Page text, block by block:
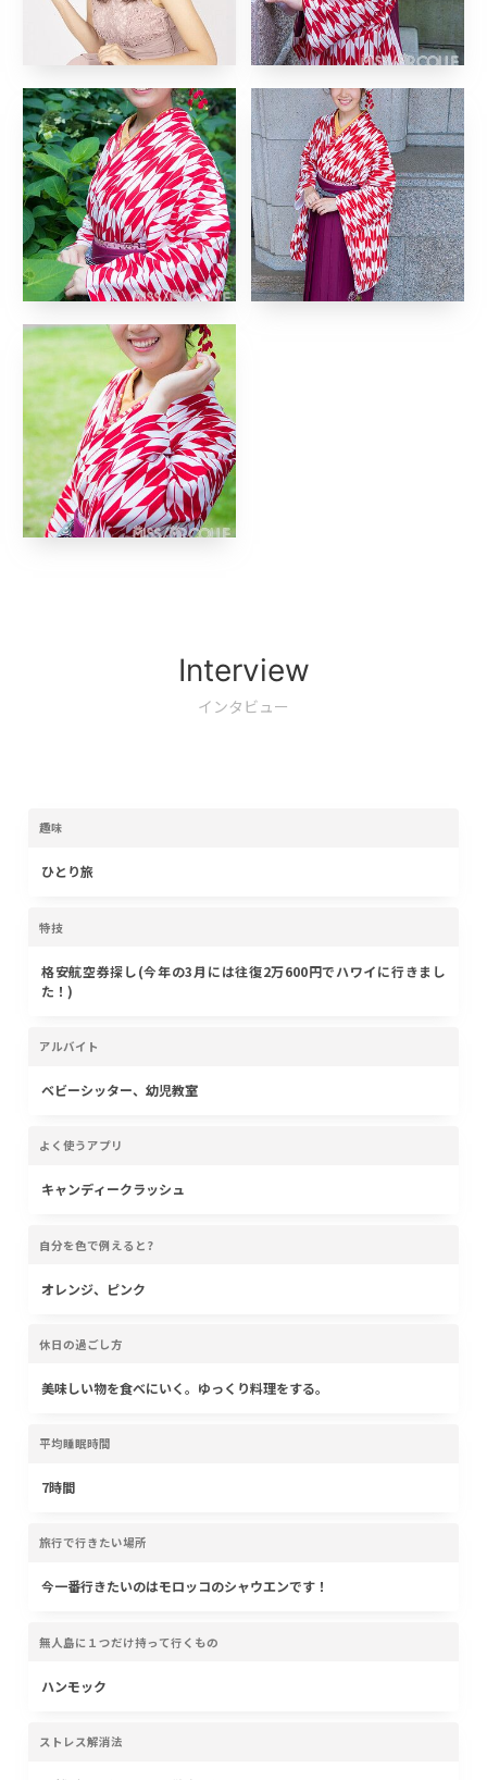
Interview
インタビュー
趣味
ひとり旅
特技
格安航空券探し(今年の3月には往復2万600円でハワイに行きまし
た！)
アルバイト
ベビーシッター、幼児教室
よく使うアプリ
キャンディークラッシュ
自分を色で例えると?
オレンジ、ピンク
休日の過ごし方
美味しい物を食べにいく。ゆっくり料理をする。
平均睡眠時間
7時間
旅行で行きたい場所
今一番行きたいのはモロッコのシャウエンです！
無人島に１つだけ持って行くもの
ハンモック
ストレス解消法